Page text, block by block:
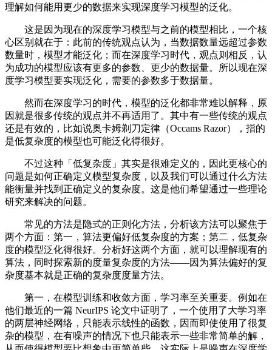
理解如何能用更少的数据来实现深度学习模型的泛化。
这是因为现在的深度学习模型与之前的模型相比，一个核
心区别就在于：此前的传统观点认为，当数据数量远超过参数
数量时，模型才能泛化；而在深度学习时代，观点则相反，认
为成功的模型应该有更多的参数、更少的数据量。所以现在深
度学习模型要实现泛化，需要的参数多于数据量。
然而在深度学习的时代，模型的泛化都非常难以解释，原
因就是很多传统的观点并不再适用了。其中有一些传统的观点
还是有效的，比如说奥卡姆剃刀定律（Occams Razor），指的
是低复杂度的模型也可能泛化得很好。
不过这种「低复杂度」其实是很难定义的，因此更核心的
问题是如何正确定义模型复杂度，以及我们可以通过什么方法
能衡量并找到正确定义的复杂度。这是他们希望通过一些理论
研究来解决的问题。
常见的方法是隐式的正则化方法，分析该方法可以聚焦于
两个方面：第一，算法更偏好低复杂度的方案；第二，低复杂
度的模型泛化得很好。分析好这两个方面，就可以理解现有的
算法，同时探索新的度量复杂度的方法——因为算法偏好的复
杂度基本就是正确的复杂度度量方法。
第一，在模型训练和收敛方面，学习率至关重要。例如在
他们最近的一篇 NeurIPS 论文中证明了，一个使用了大学习率
的两层神经网络，只能表示线性的函数，因而即使使用了很复
杂的模型，在有噪声的情况下也只能表示一些非常简单的解，